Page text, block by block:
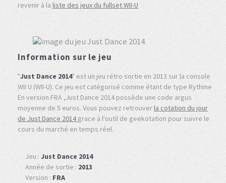
revenir à la liste des jeux du fullset WII-U
Information sur le jeu
"Just Dance 2014" est un jeu rétro sortie en 2013 sur la console
WII U (WII-U). Ce jeu est catégorisé comme étant de type Rythme
En version FRA ,Just Dance 2014 possède une code argus
moyenne de 5 euros. Vous pouvez retrouverla cotation du jour
de Just Dance 2014grace à l'outil de geekotation pour suivre le
cours du marché en temps réel.
Jeu : Just Dance 2014
Année de sortie : 2013
Version : FRA